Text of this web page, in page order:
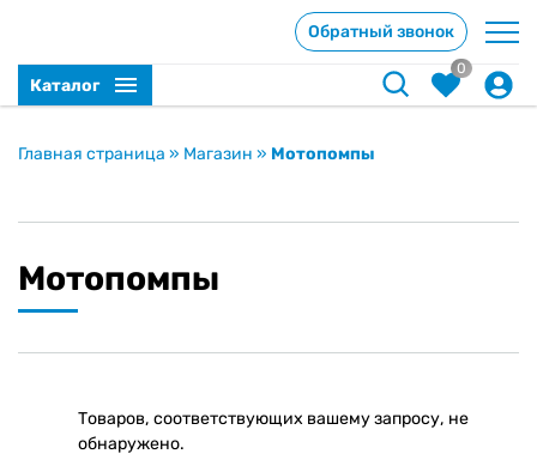
Обратный звонок
Каталог
0
Главная страница » Магазин » Мотопомпы
Мотопомпы
Товаров, соответствующих вашему запросу, не
обнаружено.